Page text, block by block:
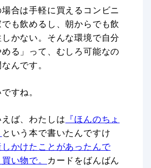
合は手軽に買えるコンビニ
も飲めるし、朝からでも飲
かない。そんな環境で自分
る」って、むしろ可能なの
んです。
すね。
ば、わたしは 『ほんのちょ
という本で書いたんですけ
しかけたことがあったんで
い物で。 カードをばんばん